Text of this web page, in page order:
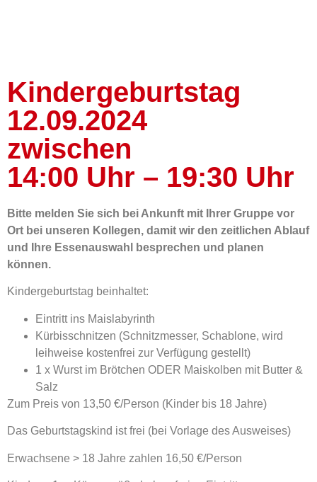
Kindergeburtstag
12.09.2024
zwischen
14:00 Uhr – 19:30 Uhr
Bitte melden Sie sich bei Ankunft mit Ihrer Gruppe vor
Ort bei unseren Kollegen, damit wir den zeitlichen Ablauf
und Ihre Essenauswahl besprechen und planen
können.
Kindergeburtstag beinhaltet:
Eintritt ins Maislabyrinth
Kürbisschnitzen (Schnitzmesser, Schablone, wird
leihweise kostenfrei zur Verfügung gestellt)
1 x Wurst im Brötchen ODER Maiskolben mit Butter &
Salz
Zum Preis von 13,50 €/Person (Kinder bis 18 Jahre)
Das Geburtstagskind ist frei (bei Vorlage des Ausweises)
Erwachsene > 18 Jahre zahlen 16,50 €/Person